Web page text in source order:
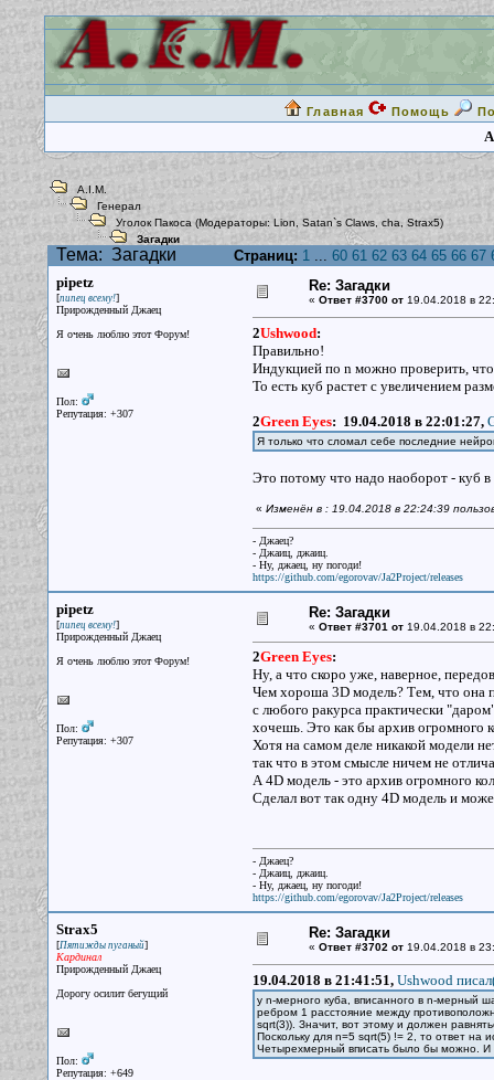
Главная Помощь
A.I.M.
Генерал
Уголок Пакоса (Модераторы:Lion Satan`s Claws, cha Strax5)
Загадки
Тема: Загадки Страниц: 1... 60 61 62 63 64 65 66 67
pipetz
[пипец всему!]
Прирожденный Джаец
Я очень люблю этот Форум!
Пол:
Репутация: +307
Re: Загадки
« Ответ #3700 от19.04.2018 в
2Ushwood:
Правильно!
Индукцией по n можно проверить,
То есть куб растет с увеличением
2Green Eyes: 19.04.2018 в 22:01:27,
Я только что сломал себе последние
Это потому что надо наоборот - куб
« Изменён в : 19.04.2018 в 22:24:39
- Джаец?
- Джаиц, джаиц.
- Ну, джаец, ну погоди!
https://github.com/egorovav/Ja2Project/releases
pipetz
[пипец всему!]
Прирожденный Джаец
Я очень люблю этот Форум!
Пол:
Репутация: +307
Re: Загадки
« Ответ #3701 от19.04.2018 в
2Green Eyes:
Ну, а что скоро уже, наверное,
Чем хороша 3D модель? Тем, что она
с любого ракурса практически
хочешь. Это как бы архив огромного
Хотя на самом деле никакой модели
так что в этом смысле ничем не
А 4D модель - это архив огромного
Сделал вот так одну 4D модель и
- Джаец?
- Джаиц, джаиц.
- Ну, джаец, ну погоди!
https://github.com/egorovav/Ja2Project/releases
Strax5
[Пятижды пуганый]
Кардинал
Прирожденный Джаец
Дорогу осилит бегущий
Пол:
Репутация: +649
Re: Загадки
« Ответ #3702 от19.04.2018 в
19.04.2018 в 21:41:51, Ushwood
у n-мерного куба, вписанного в n-мерный
ребром 1 расстояние между
sqrt(3)). Значит, вот этому и должен
Поскольку для n=5 sqrt(5) != 2, то ответ на
Четырехмерный вписать было бы можно. И